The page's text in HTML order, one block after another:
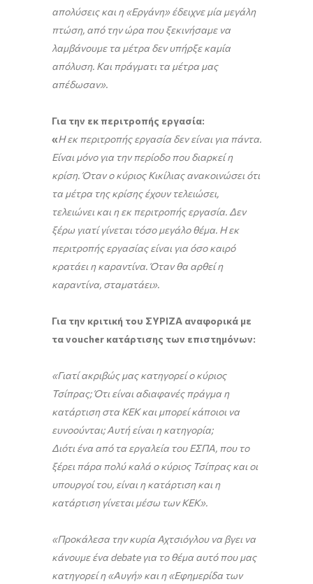
απολύσεις και η «Εργάνη» έδειχνε μία μεγάλη
πτώση, από την ώρα που ξεκινήσαμε να
λαμβάνουμε τα μέτρα δεν υπήρξε καμία
απόλυση. Και πράγματι τα μέτρα μας
απέδωσαν».
Για την εκ περιτροπής εργασία:
«Η εκ περιτροπής εργασία δεν είναι για πάντα.
Είναι μόνο για την περίοδο που διαρκεί η
κρίση. Όταν ο κύριος Κικίλιας ανακοινώσει ότι
τα μέτρα της κρίσης έχουν τελειώσει,
τελειώνει και η εκ περιτροπής εργασία. Δεν
ξέρω γιατί γίνεται τόσο μεγάλο θέμα. Η εκ
περιτροπής εργασίας είναι για όσο καιρό
κρατάει η καραντίνα. Όταν θα αρθεί η
καραντίνα, σταματάει».
Για την κριτική του ΣΥΡΙΖΑ αναφορικά με
ταvoucher κατάρτισης των επιστημόνων:
«Γιατί ακριβώς μας κατηγορεί ο κύριος
Τσίπρας; Ότι είναι αδιαφανές πράγμα η
κατάρτιση στα ΚΕΚ και μπορεί κάποιοι να
ευνοούνται; Αυτή είναι η κατηγορία;
Διότι ένα από τα εργαλεία του ΕΣΠΑ, που το
ξέρει πάρα πολύ καλά ο κύριος Τσίπρας και οι
υπουργοί του, είναι η κατάρτιση και η
κατάρτιση γίνεται μέσω των ΚΕΚ».
«Προκάλεσα την κυρία Αχτσιόγλου να βγει να
κάνουμε ένα debate για το θέμα αυτό που μας
κατηγορεί η «Αυγή» και η «Εφημερίδα των